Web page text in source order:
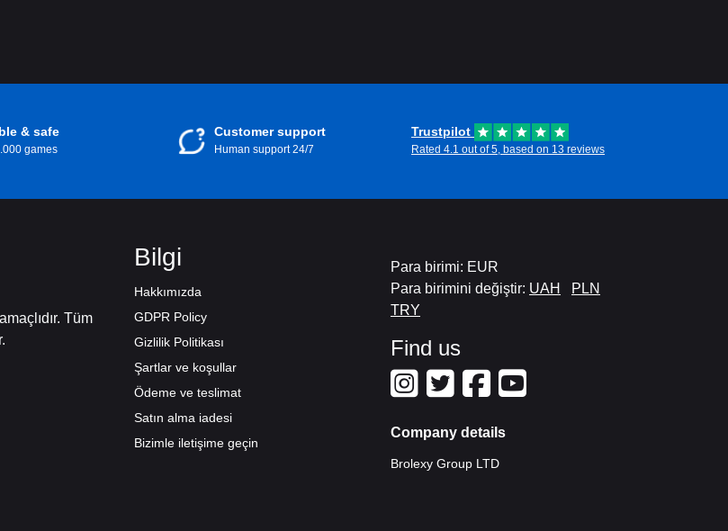
& safe
games
Customer support
Human support 24/7
Trustpilot
Rated 4.1 out of 5, based on 13 reviews
Tüm
Bilgi
Hakkımızda
GDPR Policy
Gizlilik Politikası
Şartlar ve koşullar
Ödeme ve teslimat
Satın alma iadesi
Bizimle iletişime geçin
Para birimi: EUR
Para birimini değiştir: UAH
PLN
TRY
Find us
Company details
Brolexy Group LTD